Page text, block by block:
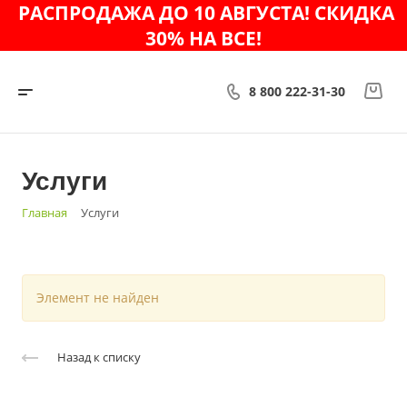
РАСПРОДАЖА ДО 10 АВГУСТА! СКИДКА
30% НА ВСЕ!
8 800 222-31-30
Услуги
Главная Услуги
Элемент не найден
Назад к списку